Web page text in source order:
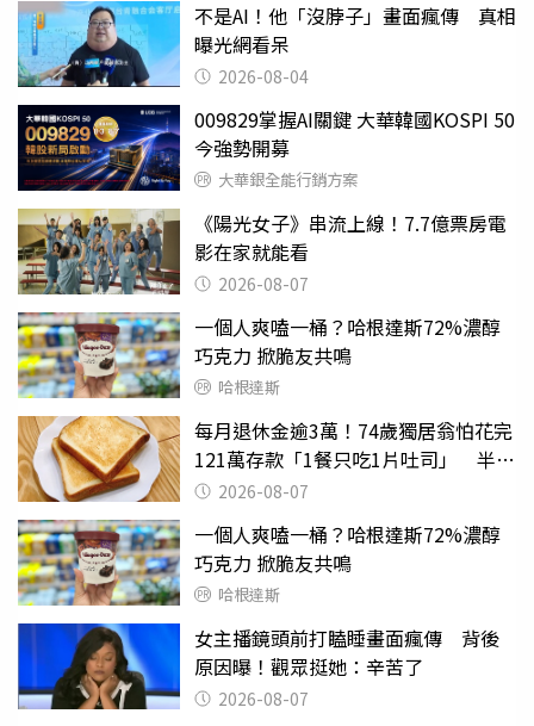
不是AI！他「沒脖子」畫面瘋傳 真相
曝光網看呆
2026-08-04
009829掌握AI關鍵 大華韓國KOSPI 50
今強勢開募
大華銀全能行銷方案
《陽光女子》串流上線！7.7億票房電
影在家就能看
2026-08-07
一個人爽嗑一桶？哈根達斯72%濃醇
巧克力 掀脆友共鳴
哈根達斯
每月退休金逾3萬！74歲獨居翁怕花完
121萬存款「1餐只吃1片吐司」 半年
後暴瘦嚇壞女兒
2026-08-07
一個人爽嗑一桶？哈根達斯72%濃醇
巧克力 掀脆友共鳴
哈根達斯
女主播鏡頭前打瞌睡畫面瘋傳 背後
原因曝！觀眾挺她：辛苦了
2026-08-07